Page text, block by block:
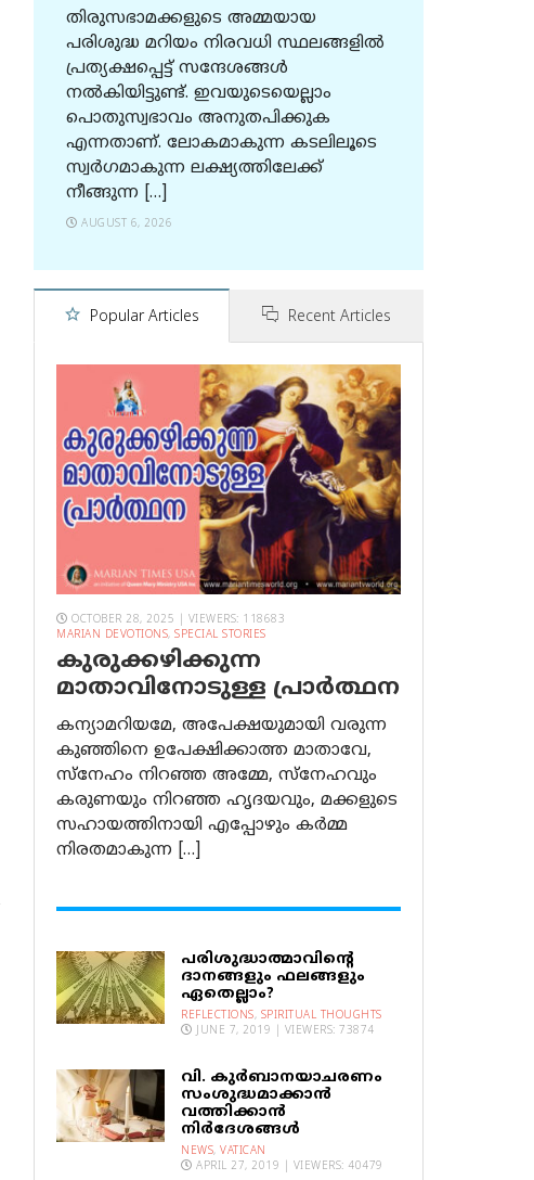
തിരുസഭാമക്കളുടെ അമ്മയായ
പരിശുദ്ധ മറിയം നിരവധി സ്ഥലങ്ങളിൽ
പ്രത്യക്ഷപ്പെട്ട് സന്ദേശങ്ങൾ
നൽകിയിട്ടുണ്ട്. ഇവയുടെയെല്ലാം
പൊതുസ്വഭാവം അനുതപിക്കുക
എന്നതാണ്. ലോകമാകുന്ന കടലിലൂടെ
സ്വർഗമാകുന്ന ലക്ഷ്യത്തിലേക്ക്
നീങ്ങുന്ന […]
AUGUST 6, 2026
Popular Articles Recent Articles
OCTOBER 28, 2025 | VIEWERS: 118683
MARIAN DEVOTIONS, SPECIAL STORIES
കുരുക്കഴിക്കുന്ന
മാതാവിനോടുള്ള പ്രാര്‍ത്ഥന
കന്യാമറിയമേ, അപേക്ഷയുമായി വരുന്ന
കുഞ്ഞിനെ ഉപേക്ഷിക്കാത്ത മാതാവേ,
സ്നേഹം നിറഞ്ഞ അമ്മേ, സ്നേഹവും
കരുണയും നിറഞ്ഞ ഹൃദയവും, മക്കളുടെ
സഹായത്തിനായി എപ്പോഴും കർമ്മ
നിരതമാകുന്ന […]
പരിശുദ്ധാത്മാവിന്റെ
ദാനങ്ങളും ഫലങ്ങളും
ഏതെല്ലാം?
REFLECTIONS, SPIRITUAL THOUGHTS
JUNE 7, 2019 | VIEWERS: 73874
വി. കുര്‍ബാനയാചരണം
സംശുദ്ധമാക്കാന്‍
വത്തിക്കാന്‍
നിര്‍ദേശങ്ങള്‍
NEWS, VATICAN
APRIL 27, 2019 | VIEWERS: 40479